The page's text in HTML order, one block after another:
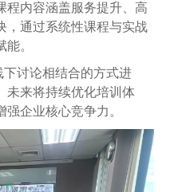
程内容涵盖服务提升、高
，通过系统性课程与实战
。
讨论相结合的方式进
未来将持续优化培训体
企业核心竞争力。